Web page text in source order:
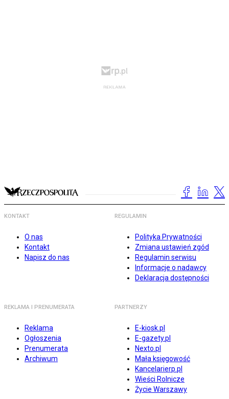
KONTAKT
O nas
Kontakt
Napisz do nas
REGULAMIN
Polityka Prywatności
Zmiana ustawień zgód
Regulamin serwisu
Informacje o nadawcy
Deklaracja dostępności
REKLAMA I PRENUMERATA
Reklama
Ogłoszenia
Prenumerata
Archiwum
PARTNERZY
E-kiosk.pl
E-gazety.pl
Nexto.pl
Mała księgowość
Kancelarierp.pl
Wieści Rolnicze
Życie Warszawy